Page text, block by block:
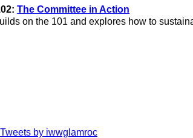
The Committee in Action
on the 101 and explores how to
Tweets by iwwglamroc